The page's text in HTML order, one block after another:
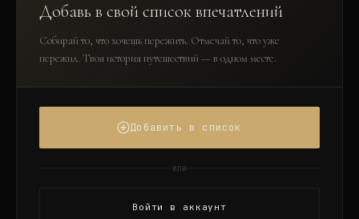
Добавь в свой список впечатлений
Собирай то, что хочешь пережить. Отмечай то, что уже
пережил. Твоя история путешествий — в одном месте.
Добавить в список
или
Войти в аккаунт